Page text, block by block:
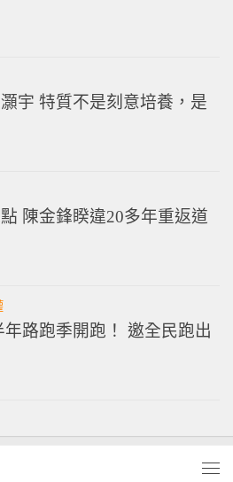
宇 特質不是刻意培養，是
陳金鋒睽違20多年重返道
路跑季開跑！ 邀全民跑出